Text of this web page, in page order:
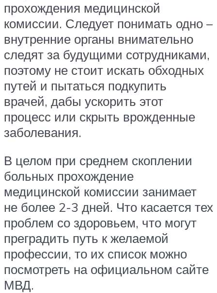
прохождения медицинской
комиссии. Следует понимать одно –
внутренние органы внимательно
следят за будущими сотрудниками,
поэтому не стоит искать обходных
путей и пытаться подкупить
врачей, дабы ускорить этот
процесс или скрыть врожденные
заболевания.
В целом при среднем скоплении
больных прохождение
медицинской комиссии занимает
не более 2-3 дней. Что касается тех
проблем со здоровьем, что могут
преградить путь к желаемой
профессии, то их список можно
посмотреть на официальном сайте
МВД.